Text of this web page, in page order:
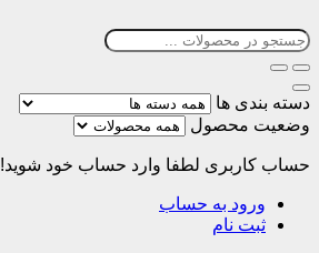
دسته بندی ها
وضعیت محصول
حساب کاربری لطفا وارد حساب خود شوید!
ورود به حساب
ثبت نام